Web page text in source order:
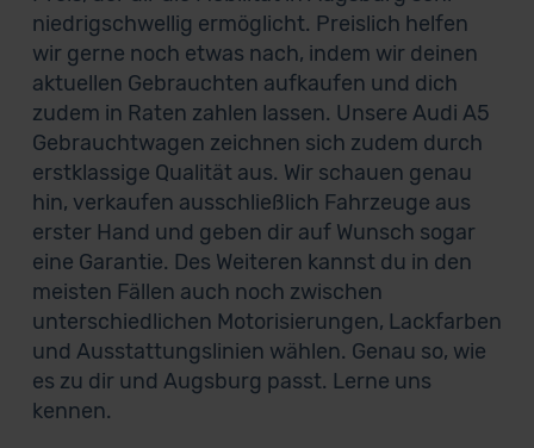
niedrigschwellig ermöglicht. Preislich helfen
wir gerne noch etwas nach, indem wir deinen
aktuellen Gebrauchten aufkaufen und dich
zudem in Raten zahlen lassen. Unsere Audi A5
Gebrauchtwagen zeichnen sich zudem durch
erstklassige Qualität aus. Wir schauen genau
hin, verkaufen ausschließlich Fahrzeuge aus
erster Hand und geben dir auf Wunsch sogar
eine Garantie. Des Weiteren kannst du in den
meisten Fällen auch noch zwischen
unterschiedlichen Motorisierungen, Lackfarben
und Ausstattungslinien wählen. Genau so, wie
es zu dir und Augsburg passt. Lerne uns
kennen.